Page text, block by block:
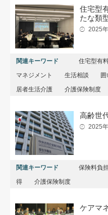
住宅型
たな類
2025
関連キーワード 住宅型有
マネジメント
生活相談 囲
居者生活介護
介護保険制度
高齢世
2025
関連キーワード 保険料負担
得
介護保険制度
ケアマ